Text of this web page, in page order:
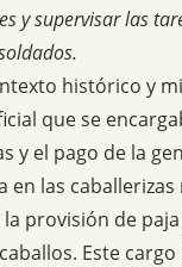
y supervisar las
histórico y
que se
y el pago de la
en las caballerizas
provisión de
Este